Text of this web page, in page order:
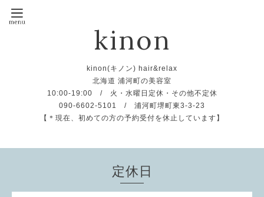
kinon
kinon(キノン) hair&relax
北海道 浦河町の美容室
10:00-19:00 / 火・水曜日定休・その他不定休
090-6602-5101 / 浦河町堺町東3-3-23
【＊現在、初めての方の予約受付を休止しています】
定休日